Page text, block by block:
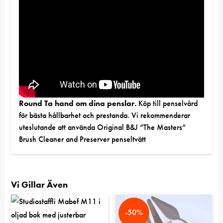
Round Ta hand om dina penslar. Köp till penselvård
för bästa hållbarhet och prestanda. Vi rekommenderar
uteslutande att användaOriginal B&J ”The Masters”
Brush Cleaner and Preserver penseltvätt
Vi Gillar Även
-50%